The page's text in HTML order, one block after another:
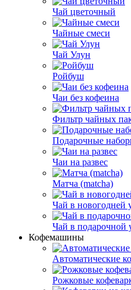
Чай цветочный
Чайные смеси
Чай Улун
Ройбуш
Чаи без кофеина
Фильтр чайных
Подарочные
Чаи на развес
Матча (matcha)
Чай в новогодней
Чай в подарочной
Кофемашины
Автоматические
Рожковые